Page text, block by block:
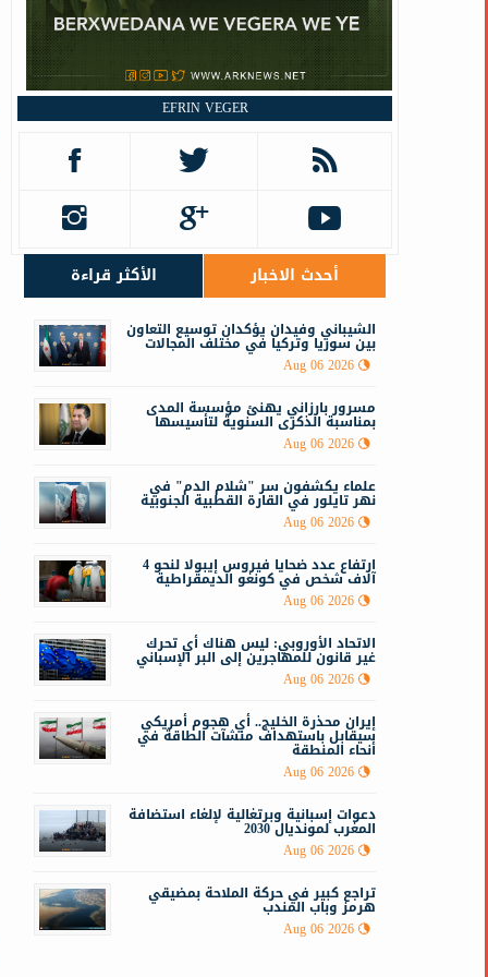
EFRIN VEGER
أحدث الاخبار الأكثر قراءة
الشيباني وفيدان يؤكدان توسيع التعاون
بين سوريا وتركيا في مختلف المجالات
Aug 06 2026
مسرور بارزاني يهنئ مؤسسة المدى
بمناسبة الذكرى السنوية لتأسيسها
Aug 06 2026
علماء يكشفون سر "شلام الدم" في
نهر تايلور في القارة القطبية الجنوبية
Aug 06 2026
ارتفاع عدد ضحايا فيروس إيبولا لنحو 4
آلاف شخص في كونغو الديمقراطية
Aug 06 2026
الاتحاد الأوروبي: ليس هناك أي تحرك
غير قانون للمهاجرين إلى البر الإسباني
Aug 06 2026
إيران محذرة الخليج.. أي هجوم أمريكي
سيقابل باستهداف منشآت الطاقة في
أنحاء المنطقة
Aug 06 2026
دعوات إسبانية وبرتغالية لإلغاء استضافة
المغرب لمونديال 2030
Aug 06 2026
تراجع كبير في حركة الملاحة بمضيقي
هرمز وباب المندب
Aug 06 2026